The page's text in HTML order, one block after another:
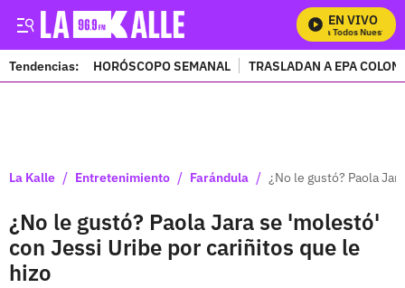
EN VIVO
Mira Todos Nuestros
Tendencias: HORÓSCOPO SEMANAL TRASLADAN A EPA
La Kalle / Entretenimiento / Farándula / ¿No le gustó? Paola
¿No le gustó? Paola Jara se 'molestó'
con Jessi Uribe por cariñitos que le
hizo